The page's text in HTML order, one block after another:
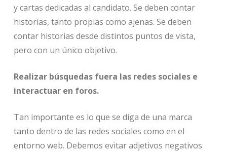
y cartas dedicadas al candidato. Se deben contar
historias, tanto propias como ajenas. Se deben
contar historias desde distintos puntos de vista,
pero con un único objetivo.
Realizar búsquedas fuera las redes sociales e
interactuar en foros.
Tan importante es lo que se diga de una marca
tanto dentro de las redes sociales como en el
entorno web. Debemos evitar adjetivos negativos